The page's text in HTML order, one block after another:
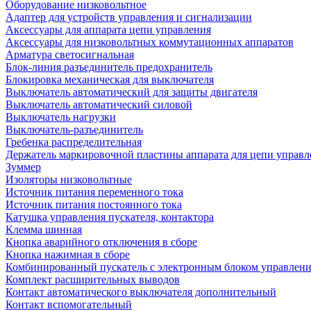
Оборудование низковольтное
Адаптер для устройств управления и сигнализации
Аксессуары для аппарата цепи управления
Аксессуары для низковольтных коммутационных аппаратов
Арматура светосигнальная
Блок-линия разъединитель предохранитель
Блокировка механическая для выключателя
Выключатель автоматический для защиты двигателя
Выключатель автоматический силовой
Выключатель нагрузки
Выключатель-разъединитель
Гребенка распределительная
Держатель маркировочной пластины аппарата для цепи
Зуммер
Изоляторы низковольтные
Источник питания переменного тока
Источник питания постоянного тока
Катушка управления пускателя, контактора
Клемма шинная
Кнопка аварийного отключения в сборе
Кнопка нажимная в сборе
Комбинированный пускатель с электронным блоком
Комплект расширительных выводов
Контакт автоматического выключателя дополнительный
Контакт вспомогательный